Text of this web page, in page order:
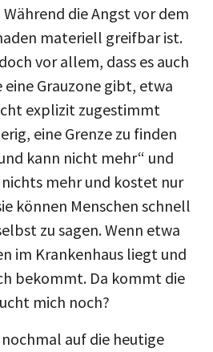
die Angst vor dem
materiell greifbar ist.
vor allem, dass es auch
Grauzone gibt, etwa
explizit zugestimmt
eine Grenze zu finden
kann nicht mehr“ und
mehr und kostet nur
können Menschen schnell
zu sagen. Wenn etwa
im Krankenhaus liegt und
bekommt. Da kommt die
mich noch?
auf die heutige